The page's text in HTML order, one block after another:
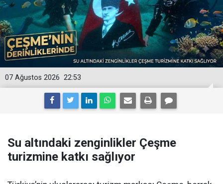
22:53
07 Ağustos 2026
Su altındaki zenginlikler Çeşme
turizmine katkı sağlıyor